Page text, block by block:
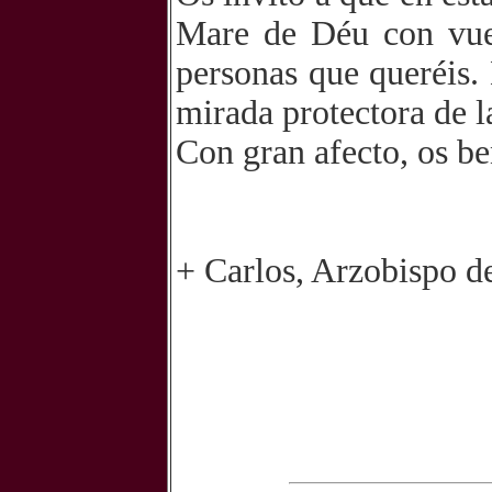
Mare de Déu con
personas que
mirada protectora de
Con gran afecto, os
+ Carlos, Arzobispo